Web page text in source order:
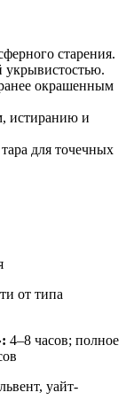
старения.
окрашенным
истиранию и
для точечных
от типа
4–8 часов; полное
уайт-